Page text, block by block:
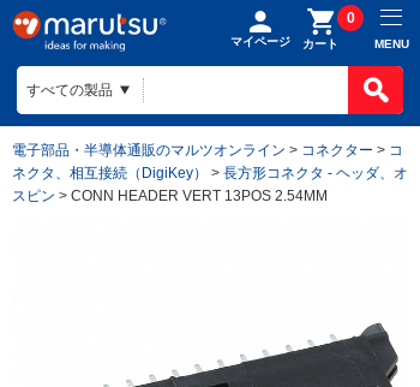
マイページ カート
0
MENU
電子部品・半導体通販のマルツオンライン > コネクター > コ
ネクタ、相互接続（DigiKey）
> 長方形コネクタ - ヘッダ、オ
スピン > CONN HEADER VERT 13POS 2.54MM